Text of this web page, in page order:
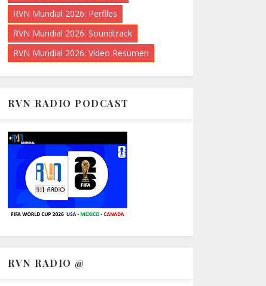
RVN Mundial 2026: Perfiles
RVN Mundial 2026: Soundtrack
RVN Mundial 2026: Vídeo Resumen
RVN RADIO PODCAST
RVN RADIO @